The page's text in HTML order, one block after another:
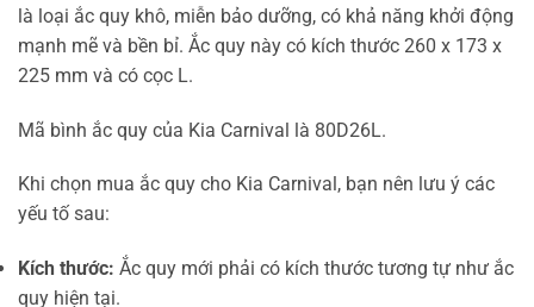
là loại ắc quy khô, miễn bảo dưỡng, có khả năng khởi động
mạnh mẽ và bền bỉ. Ắc quy này có kích thước 260 x 173 x
225 mm và có cọc L.
Mã bình ắc quy của Kia Carnival là 80D26L.
Khi chọn mua ắc quy cho Kia Carnival, bạn nên lưu ý các
yếu tố sau:
Kích thước: Ắc quy mới phải có kích thước tương tự như ắc
quy hiện tại.